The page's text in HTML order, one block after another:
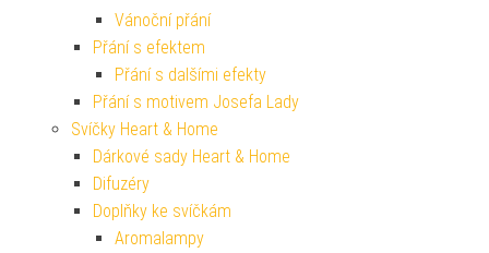
Vánoční přání
Přání s efektem
Přání s dalšími efekty
Přání s motivem Josefa Lady
Svíčky Heart & Home
Dárkové sady Heart & Home
Difuzéry
Doplňky ke svíčkám
Aromalampy